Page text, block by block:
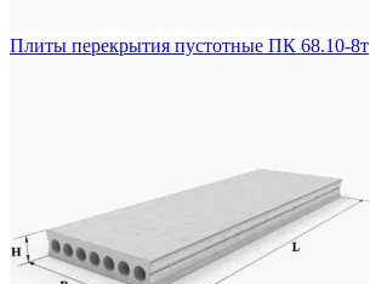
Плиты перекрытия пустотные ПК 68.10-8т